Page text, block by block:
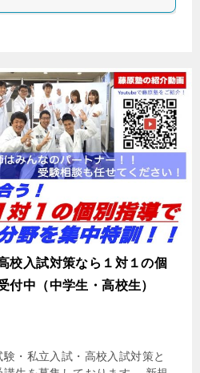
校入試対策なら１対１の個
付中（中学生・高校生）
・私立入試・高校入試対策と